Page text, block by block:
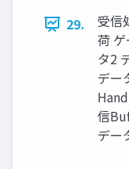
29.
受信
荷
タ2
デー
信
デー